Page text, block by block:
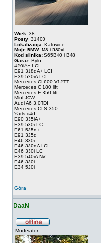
Wiek: 38
Posty: 31400
Lokalizacja: Katowice
Moje BMW: M3 i 530xi
Kod silnika: S65B40 i B48
Garaż: Było:
420iA+ LCI
E91 318dA+ LCI
E39 520iA LCI
Mercedes CL600 V12TT
Mercedes C 180 lift
Mercedes E 350 lift
Mini JCW
Audi A6 3.0TDI
Mercedes CLS 350
Yaris d4d
E90 335iA+
E39 530i LCI
E61 535d+
E91 325d
E46 330i
E46 330dA LCI
E46 330i LCI
E39 540iA NV
E46 330i
E34 520i
Góra
DaaN
Moderator